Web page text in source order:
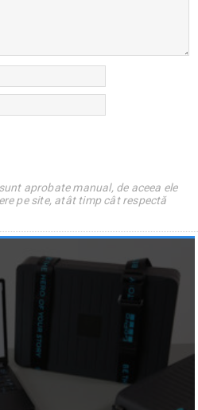
aprobate manual, de aceea ele
pe site, atât timp cât respectă